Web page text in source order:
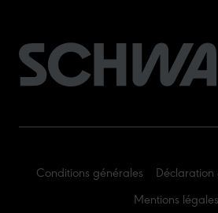
Conditions générales
Mentions légales